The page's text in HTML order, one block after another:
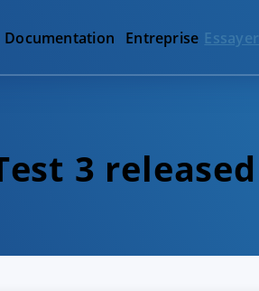
Documentation Entreprise Essayer
3 released